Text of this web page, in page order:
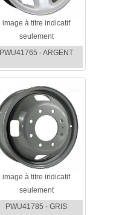
image à titre indicatif
seulement
PWU41765 - ARGENT
image à titre indicatif
seulement
PWU41785 - GRIS